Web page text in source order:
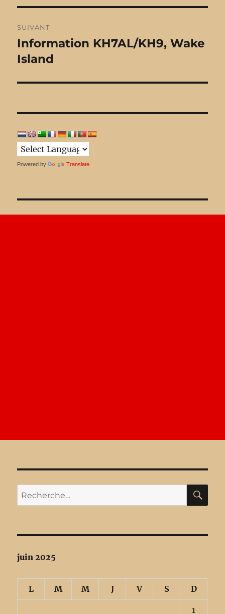
SUIVANT
Publication
suivante :
Information KH7AL/KH9, Wake
Island
Powered by Translate
Recherche
pour :
juin 2025
L M M J V S D
1